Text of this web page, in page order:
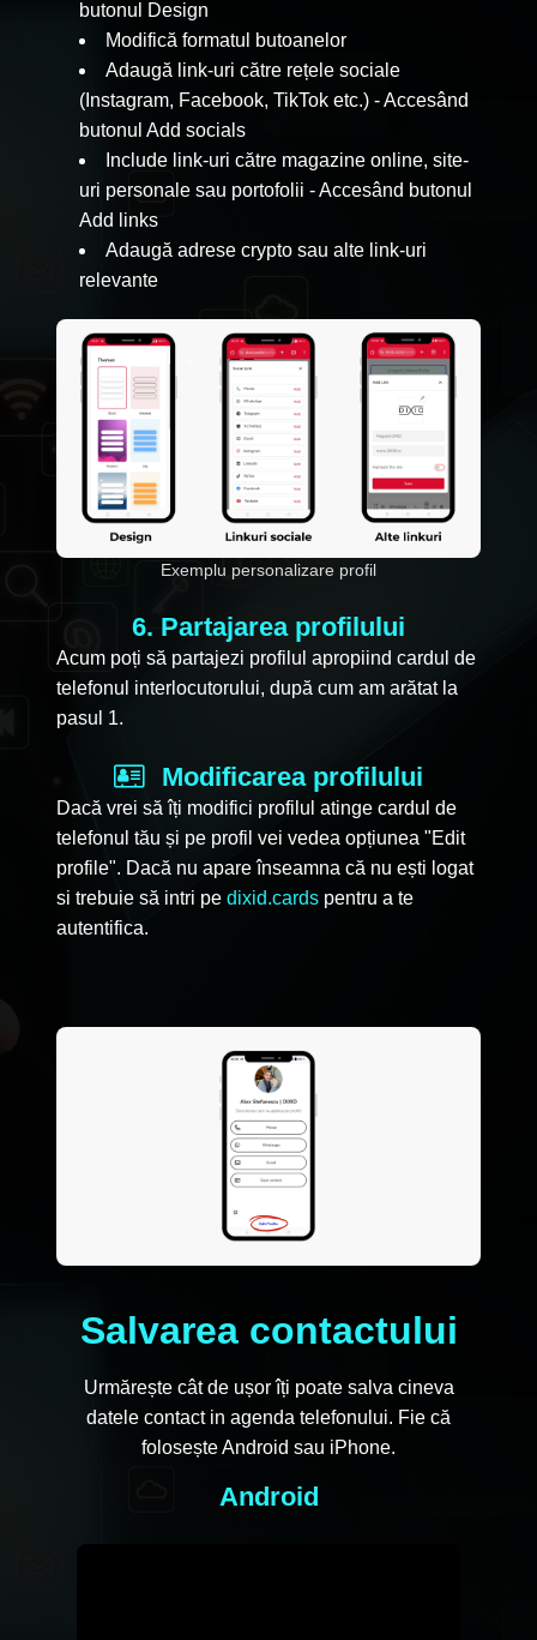
butonul Design
Modifică formatul butoanelor
Adaugă link-uri către rețele sociale
(Instagram, Facebook, TikTok etc.) - Accesând
butonul Add socials
Include link-uri către magazine online, site-
uri personale sau portofolii - Accesând butonul
Add links
Adaugă adrese crypto sau alte link-uri
relevante
Exemplu personalizare profil
6. Partajarea profilului
Acum poți să partajezi profilul apropiind cardul de
telefonul interlocutorului, după cum am arătat la
pasul 1.
Modificarea profilului
Dacă vrei să îți modifici profilul atinge cardul de
telefonul tău și pe profil vei vedea opțiunea "Edit
profile". Dacă nu apare înseamna că nu ești logat
si trebuie să intri pe dixid.cards pentru a te
autentifica.
Salvarea contactului
Urmărește cât de ușor îți poate salva cineva
datele contact in agenda telefonului. Fie că
folosește Android sau iPhone.
Android